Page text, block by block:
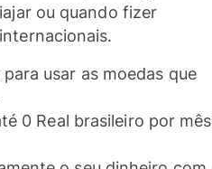
ou quando fizer
usar as moedas que
0 Real brasileiro por mês